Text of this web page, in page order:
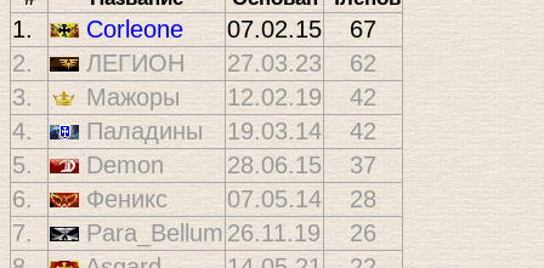
1. Corleone 07.02.15
67
2.
ЛЕГИОН 27.03.23
62
3.
Мажоры 12.02.19
42
4.
Паладины 19.03.14
42
5.
Demon 28.06.15
37
6.
Феникс 07.05.14
28
7.
Para_Bellum 26.11.19
26